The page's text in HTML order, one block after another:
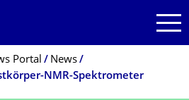
Portal
News
NMR-Spektrometer